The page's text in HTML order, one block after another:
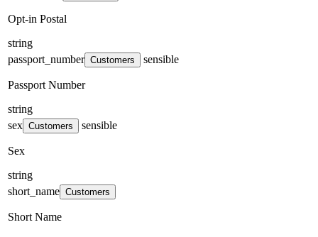
Opt-in Postal
string
passport_number Customers sensible
Passport Number
string
sex Customers sensible
Sex
string
short_name Customers
Short Name